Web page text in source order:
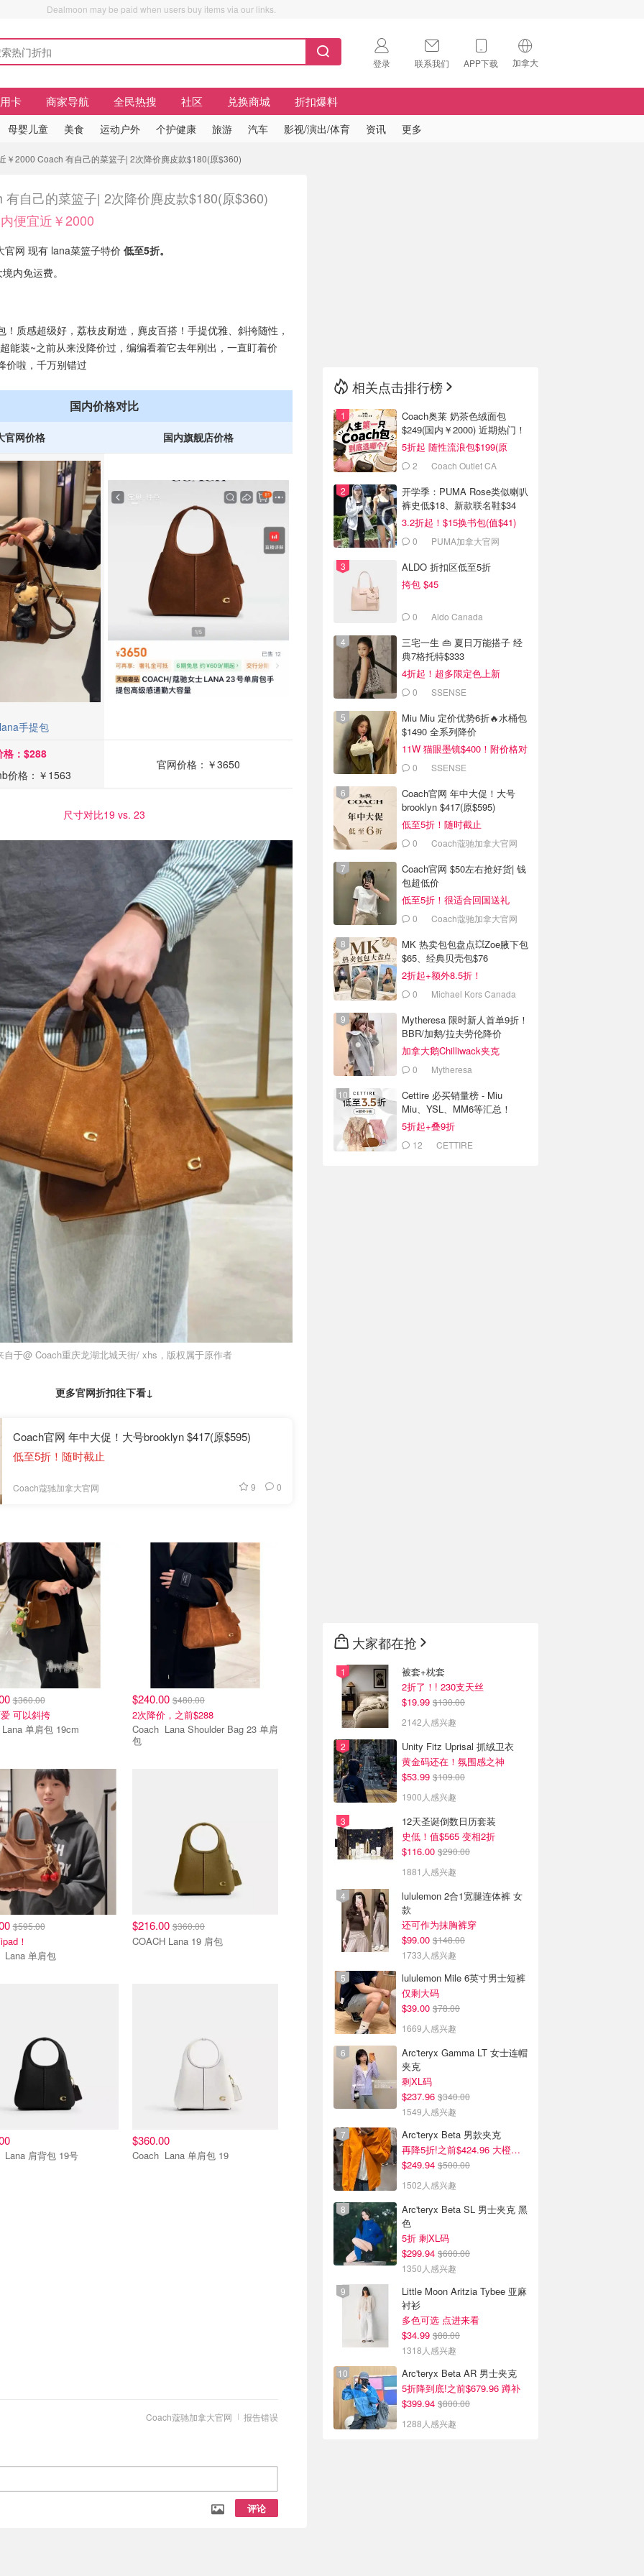
Dealmoon may be paid when users buy items via our links.
登录 联系我们 APP下载 加拿大
🇺🇸
卡 商家导航 全民热搜 社区 兑换商城 折扣爆料
母婴儿童 美食 运动户外 个护健康 旅游 汽车 影视/演出/体育 资讯 更多
￥2000 Coach 有自己的菜篮子| 2次降价麂皮款$180(原$360)
有自己的菜篮子| 2次降价麂皮款$180(原$360)
便宜近￥2000
官网 现有 lana菜篮子特价 低至5折。
内免运费。
！质感超级好，荔枝皮耐造，麂皮百搭！手提优雅、斜挎随性，
能装~之前从来没降价过，编编看着它去年刚出，一直盯着价
价啦，千万别错过
国内价格对比
官网价格 国内旗舰店价格
手提包
格：$288
价格：￥1563
官网价格：￥3650
尺寸对比19 vs. 23
自于@ Coach重庆龙湖北城天街/ xhs，版权属于原作者
更多官网折扣往下看↓
Coach官网 年中大促！大号brooklyn $417(原$595)
低至5折！随时截止
Coach蔻驰加拿大官网 9 0
$360.00
可以斜挎
单肩包 19cm
$240.00 $480.00
2次降价，之前$288
Coach Lana Shoulder Bag 23 单肩
包
$595.00
！
Coach Lana 单肩包
$216.00 $360.00
COACH Lana 19 肩包
Coach Lana 肩背包 19号
$360.00
Coach Lana 单肩包 19
报告错误
Coach蔻驰加拿大官网
评论
相关点击排行榜
Coach奥莱 奶茶色绒面包
$249(国内￥2000) 近期热门！
5折起 随性流浪包$199(原
$400)
2 Coach Outlet CA
开学季：PUMA Rose类似喇叭
裤史低$18、新款联名鞋$34
3.2折起！$15换书包(值$41)
0 PUMA加拿大官网
ALDO 折扣区低至5折
挎包 $45
0 Aldo Canada
三宅一生 👜 夏日万能搭子 经
典7格托特$333
4折起！超多限定色上新
0 SSENSE
Miu Miu 定价优势6折🔥水桶包
$1490 全系列降价
11W 猫眼墨镜$400！附价格对
比 0 SSENSE
Coach官网 年中大促！大号
brooklyn $417(原$595)
低至5折！随时截止
0 Coach蔻驰加拿大官网
Coach官网 $50左右抢好货| 钱
包超低价
低至5折！很适合回国送礼
0 Coach蔻驰加拿大官网
MK 热卖包包盘点💥Zoe腋下包
$65、经典贝壳包$76
2折起+额外8.5折！
0 Michael Kors Canada
Mytheresa 限时新人首单9折！
BBR/加鹅/拉夫劳伦降价
加拿大鹅Chilliwack夹克
$715(官网$795）
0 Mytheresa
Cettire 必买销量榜 - Miu
Miu、YSL、MM6等汇总！
5折起+叠9折
12 CETTIRE
大家都在抢
被套+枕套
2折了！! 230支天丝
$19.99 $130.00
2142人感兴趣
Unity Fitz Uprisal 抓绒卫衣
黄金码还在！氛围感之神
$53.99 $109.00
1900人感兴趣
12天圣诞倒数日历套装
史低！值$565 变相2折
$116.00 $290.00
1881人感兴趣
lululemon 2合1宽腿连体裤 女
款
还可作为抹胸裤穿
$99.00 $148.00
1733人感兴趣
lululemon Mile 6英寸男士短裤
仅剩大码
$39.00 $78.00
1669人感兴趣
Arc'teryx Gamma LT 女士连帽
夹克
剩XL码
$237.96 $340.00
1549人感兴趣
Arc'teryx Beta 男款夹克
再降5折!之前$424.96 大橙子好显白 蹲补
$249.94 $500.00
1502人感兴趣
Arc'teryx Beta SL 男士夹克 黑
色
5折 剩XL码
$299.94 $600.00
1350人感兴趣
Little Moon Aritzia Tybee 亚麻
衬衫
多色可选 点进来看
$34.99 $88.00
1318人感兴趣
Arc'teryx Beta AR 男士夹克
5折降到底!之前$679.96 蹲补
$399.94 $800.00
1288人感兴趣